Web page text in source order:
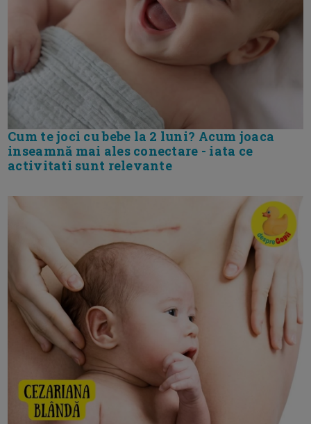
Cum te joci cu bebe la 2 luni? Acum joaca
inseamnă mai ales conectare - iata ce
activitati sunt relevante